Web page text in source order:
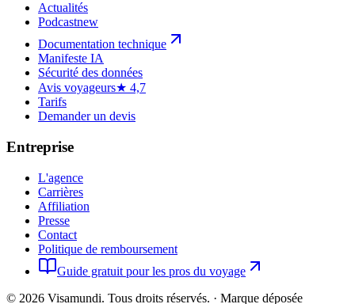
Actualités
Podcastnew
Documentation technique
Manifeste IA
Sécurité des données
Avis voyageurs★ 4,7
Tarifs
Demander un devis
Entreprise
L'agence
Carrières
Affiliation
Presse
Contact
Politique de remboursement
Guide gratuit pour les pros du voyage
© 2026 Visamundi. Tous droits réservés. · Marque déposée